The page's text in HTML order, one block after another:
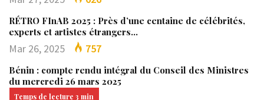
RÉTRO FInAB 2025 : Près d’une centaine de célébrités,
experts et artistes étrangers…
Mar 26, 2025 757
Bénin : compte rendu intégral du Conseil des Ministres
du mercredi 26 mars 2025